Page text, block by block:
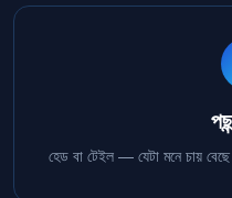
হেড বা টেইল — যেটা মনে চায় বেছে